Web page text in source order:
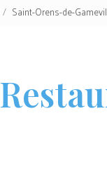
Saint-Orens-de-